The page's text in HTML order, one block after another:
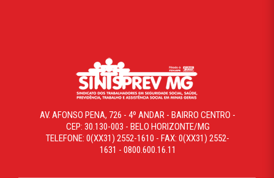
AV. AFONSO PENA, 726 - 4º ANDAR - BAIRRO CENTRO -
CEP: 30.130-003 - BELO HORIZONTE/MG
TELEFONE: 0(XX31) 2552-1610 - FAX: 0(XX31) 2552-
1631 - 0800.600.16.11